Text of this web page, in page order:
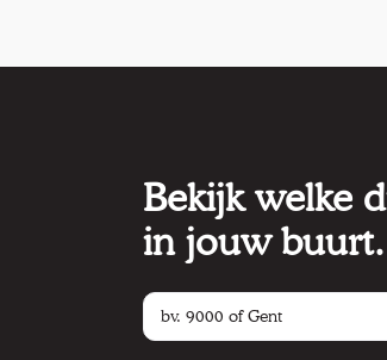
Bekijk welke
in jouw buurt.